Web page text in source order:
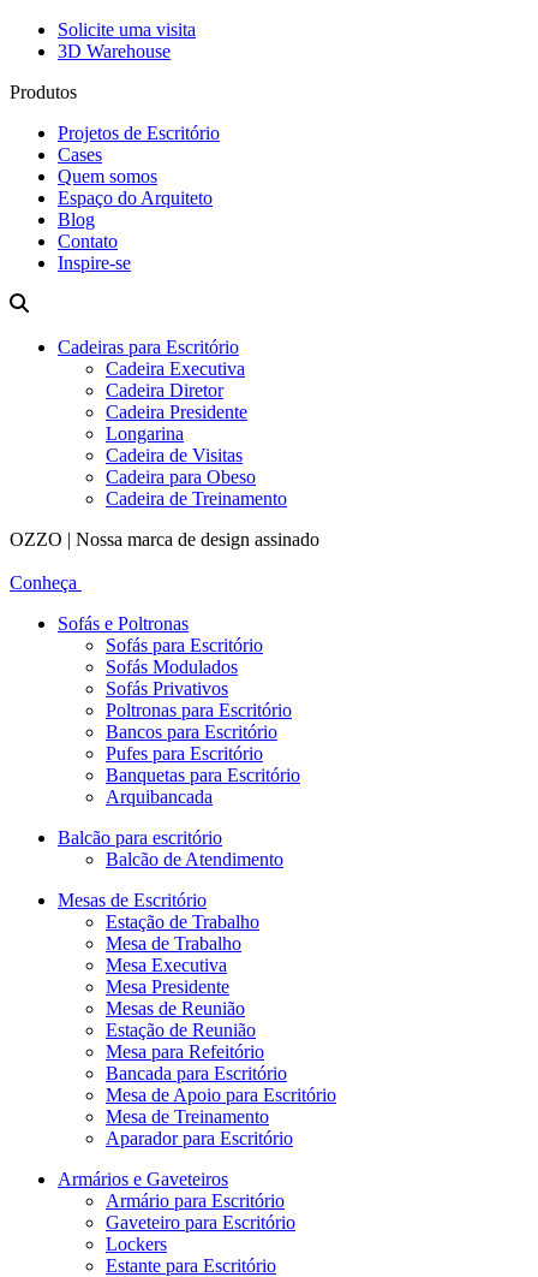
Solicite uma visita
3D Warehouse
Produtos
Projetos de Escritório
Cases
Quem somos
Espaço do Arquiteto
Blog
Contato
Inspire-se
Cadeiras para Escritório
Cadeira Executiva
Cadeira Diretor
Cadeira Presidente
Longarina
Cadeira de Visitas
Cadeira para Obeso
Cadeira de Treinamento
OZZO | Nossa marca de design assinado
Conheça
Sofás e Poltronas
Sofás para Escritório
Sofás Modulados
Sofás Privativos
Poltronas para Escritório
Bancos para Escritório
Pufes para Escritório
Banquetas para Escritório
Arquibancada
Balcão para escritório
Balcão de Atendimento
Mesas de Escritório
Estação de Trabalho
Mesa de Trabalho
Mesa Executiva
Mesa Presidente
Mesas de Reunião
Estação de Reunião
Mesa para Refeitório
Bancada para Escritório
Mesa de Apoio para Escritório
Mesa de Treinamento
Aparador para Escritório
Armários e Gaveteiros
Armário para Escritório
Gaveteiro para Escritório
Lockers
Estante para Escritório